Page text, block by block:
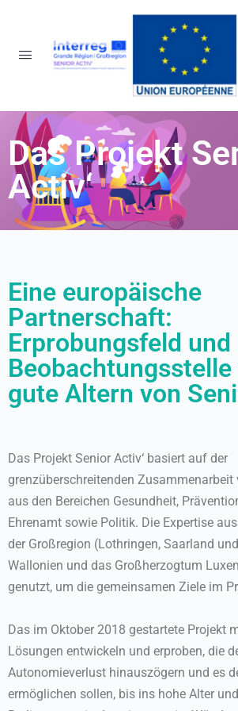
Das Projekt
Activ‘
Eine europäische
Partnerschaft:
Erprobungsfeld und
gute Altern von
Das Projekt Senior Activ‘ basiert auf der
grenzüberschreitenden Zusammenarbeit
aus den Bereichen Gesundheit,
Ehrenamt sowie Politik. Die Expertise
der Großregion (Lothringen, Saarland
Wallonien und das Großherzogtum
genutzt, um die gemeinsamen Ziele im
Das im Oktober 2018 gestartete Projekt
Lösungen entwickeln und erproben, die
Autonomieverlust hinauszögern und es
ermöglichen sollen, bis ins hohe Alter